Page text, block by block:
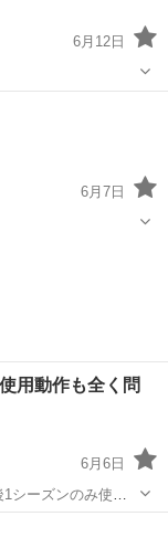
6月12日
6月7日
用動作も全く問
6月6日
シーズンのみ使用
、しっかり加湿し
す。 LED機能もあ